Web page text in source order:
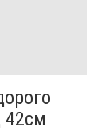
42см